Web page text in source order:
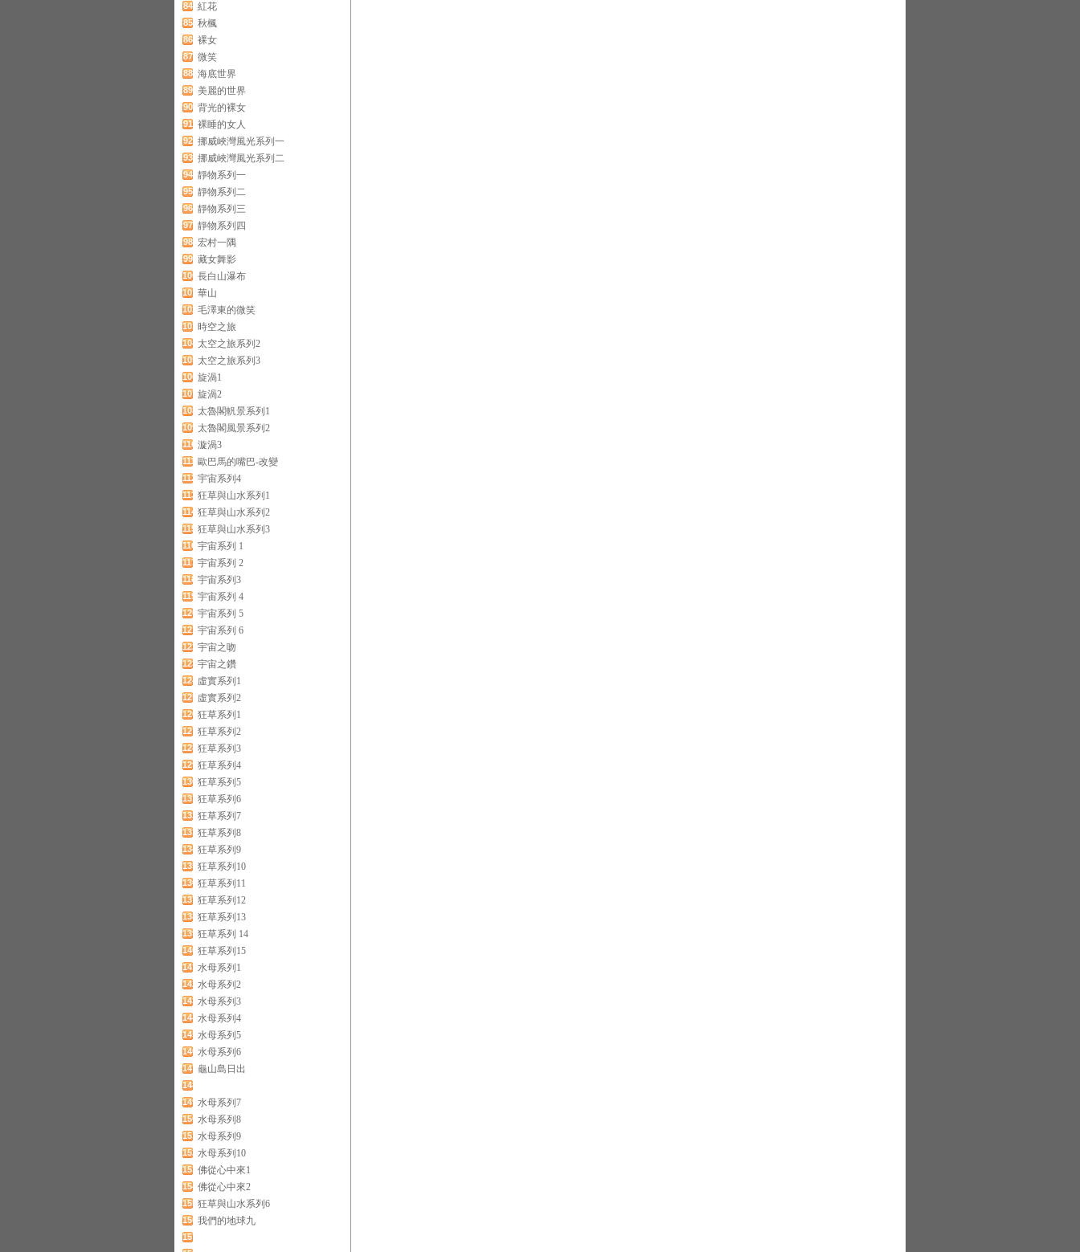
84 紅花
85 秋楓
86 裸女
87 微笑
88 海底世界
89 美麗的世界
90 背光的裸女
91 裸睡的女人
92 挪威峽灣風光系列一
93 挪威峽灣風光系列二
94 靜物系列一
95 靜物系列二
96 靜物系列三
97 靜物系列四
98 宏村一隅
99 藏女舞影
100 長白山瀑布
101 華山
102 毛澤東的微笑
103 時空之旅
104 太空之旅系列2
105 太空之旅系列3
106 旋渦1
107 旋渦2
108 太魯閣軓景系列1
109 太魯閣風景系列2
110 漩渦3
111 歐巴馬的嘴巴-改變
112 宇宙系列4
113 狂草與山水系列1
114 狂草與山水系列2
115 狂草與山水系列3
116 宇宙系列 1
117 宇宙系列 2
118 宇宙系列3
119 宇宙系列 4
120 宇宙系列 5
121 宇宙系列 6
122 宇宙之吻
123 宇宙之鑽
124 虛實系列1
125 虛實系列2
126 狂草系列1
127 狂草系列2
128 狂草系列3
129 狂草系列4
130 狂草系列5
131 狂草系列6
132 狂草系列7
133 狂草系列8
134 狂草系列9
135 狂草系列10
136 狂草系列11
137 狂草系列12
138 狂草系列13
139 狂草系列 14
140 狂草系列15
141 水母系列1
142 水母系列2
143 水母系列3
144 水母系列4
145 水母系列5
146 水母系列6
147 龜山島日出
148
149 水母系列7
150 水母系列8
151 水母系列9
152 水母系列10
153 佛從心中來1
154 佛從心中來2
155 狂草與山水系列6
156 我們的地球九
157